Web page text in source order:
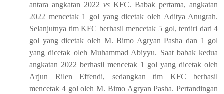
antara angkatan 2022vs KFC. Babak pertama, angkatan
2022 mencetak 1 gol yang dicetak oleh Aditya Anugrah.
Selanjutnya tim KFC berhasil mencetak 5 gol, terdiri dari 4
gol yang dicetak oleh M. Bimo Agryan Pasha dan 1 gol
yang dicetak oleh Muhammad Abiyyu. Saat babak kedua
angkatan 2022 berhasil mencetak 1 gol yang dicetak oleh
Arjun Rilen Effendi, sedangkan tim KFC berhasil
mencetak 4 gol oleh M. Bimo Agryan Pasha.Pertandingan